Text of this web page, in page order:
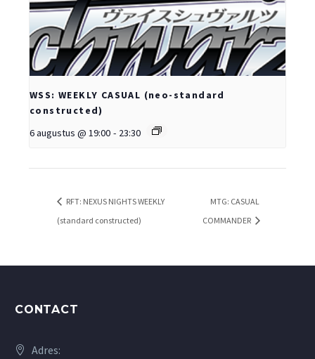
WSS: WEEKLY CASUAL (neo-standard
constructed)
6 augustus @ 19:00 - 23:30
RFT: NEXUS NIGHTS WEEKLY
(standard constructed)
MTG: CASUAL
COMMANDER
CONTACT
Adres: